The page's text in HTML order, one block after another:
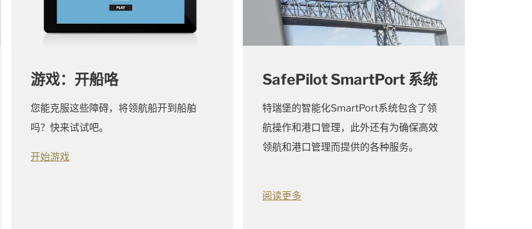
游戏：开船咯
您能克服这些障碍，将领航船开到船舶
吗？快来试试吧。
开始游戏
SafePilot SmartPort 系统
特瑞堡的智能化SmartPort系统包含了领
航操作和港口管理，此外还有为确保高效
领航和港口管理而提供的各种服务。
阅读更多